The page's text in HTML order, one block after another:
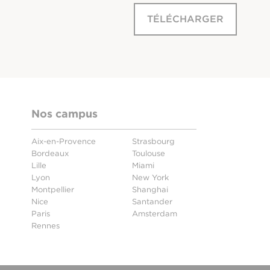
TÉLÉCHARGER
Nos campus
Aix-en-Provence
Bordeaux
Lille
Lyon
Montpellier
Nice
Paris
Rennes
Strasbourg
Toulouse
Miami
New York
Shanghai
Santander
Amsterdam